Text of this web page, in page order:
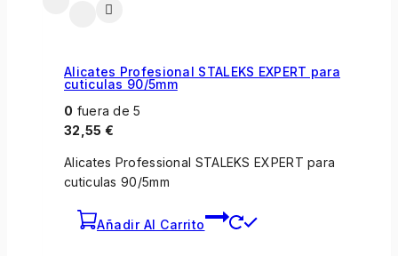
Alicates Profesional STALEKS EXPERT para
cuticulas 90/5mm
0 fuera de 5
32,55 €
Alicates Professional STALEKS EXPERT para
cuticulas 90/5mm
Añadir Al Carrito